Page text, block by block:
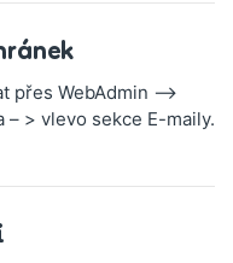
přes WebAdmin –>
– > vlevo sekce E-maily.